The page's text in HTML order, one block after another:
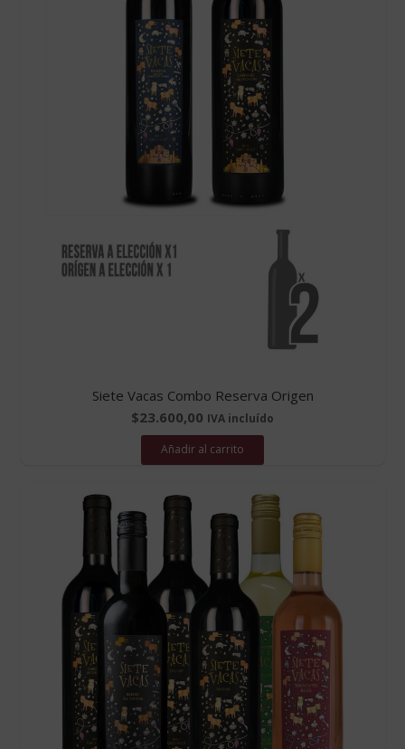
Siete Vacas Combo Reserva Origen
$23.600,00 IVA incluído
Añadir al carrito